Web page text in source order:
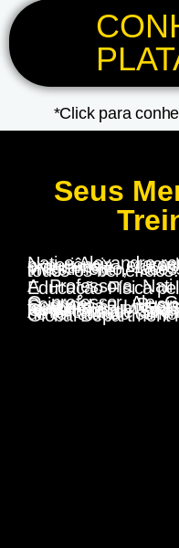
*Click para
Seus
Nati e Alexandre reúnem mais de 15 anos de experiência e conhecimento em um único programa, 100% online, com baixo investimento, acesso ilimitado e vitalício a todos os benefícios.
A Professora Nati Carvalho é formada
O professor Ale Gaff é formado em Sports Science e Business Administration pelo Concordia University de Bronxville/NY e também é um CSCS –